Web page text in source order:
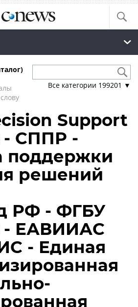
Все категории 199201 ▼
Support
- СППР -
поддержки
решений
РФ - ФГБУ
ЕАВИИАС
- Единая